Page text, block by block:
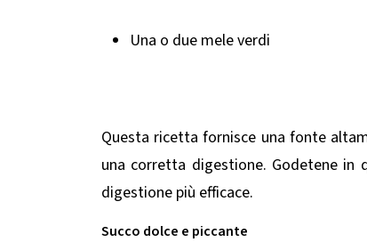
Una o due mele verdi
Questa ricetta fornisce una fonte
una corretta digestione. Godetene
digestione più efficace.
Succo dolce e piccante